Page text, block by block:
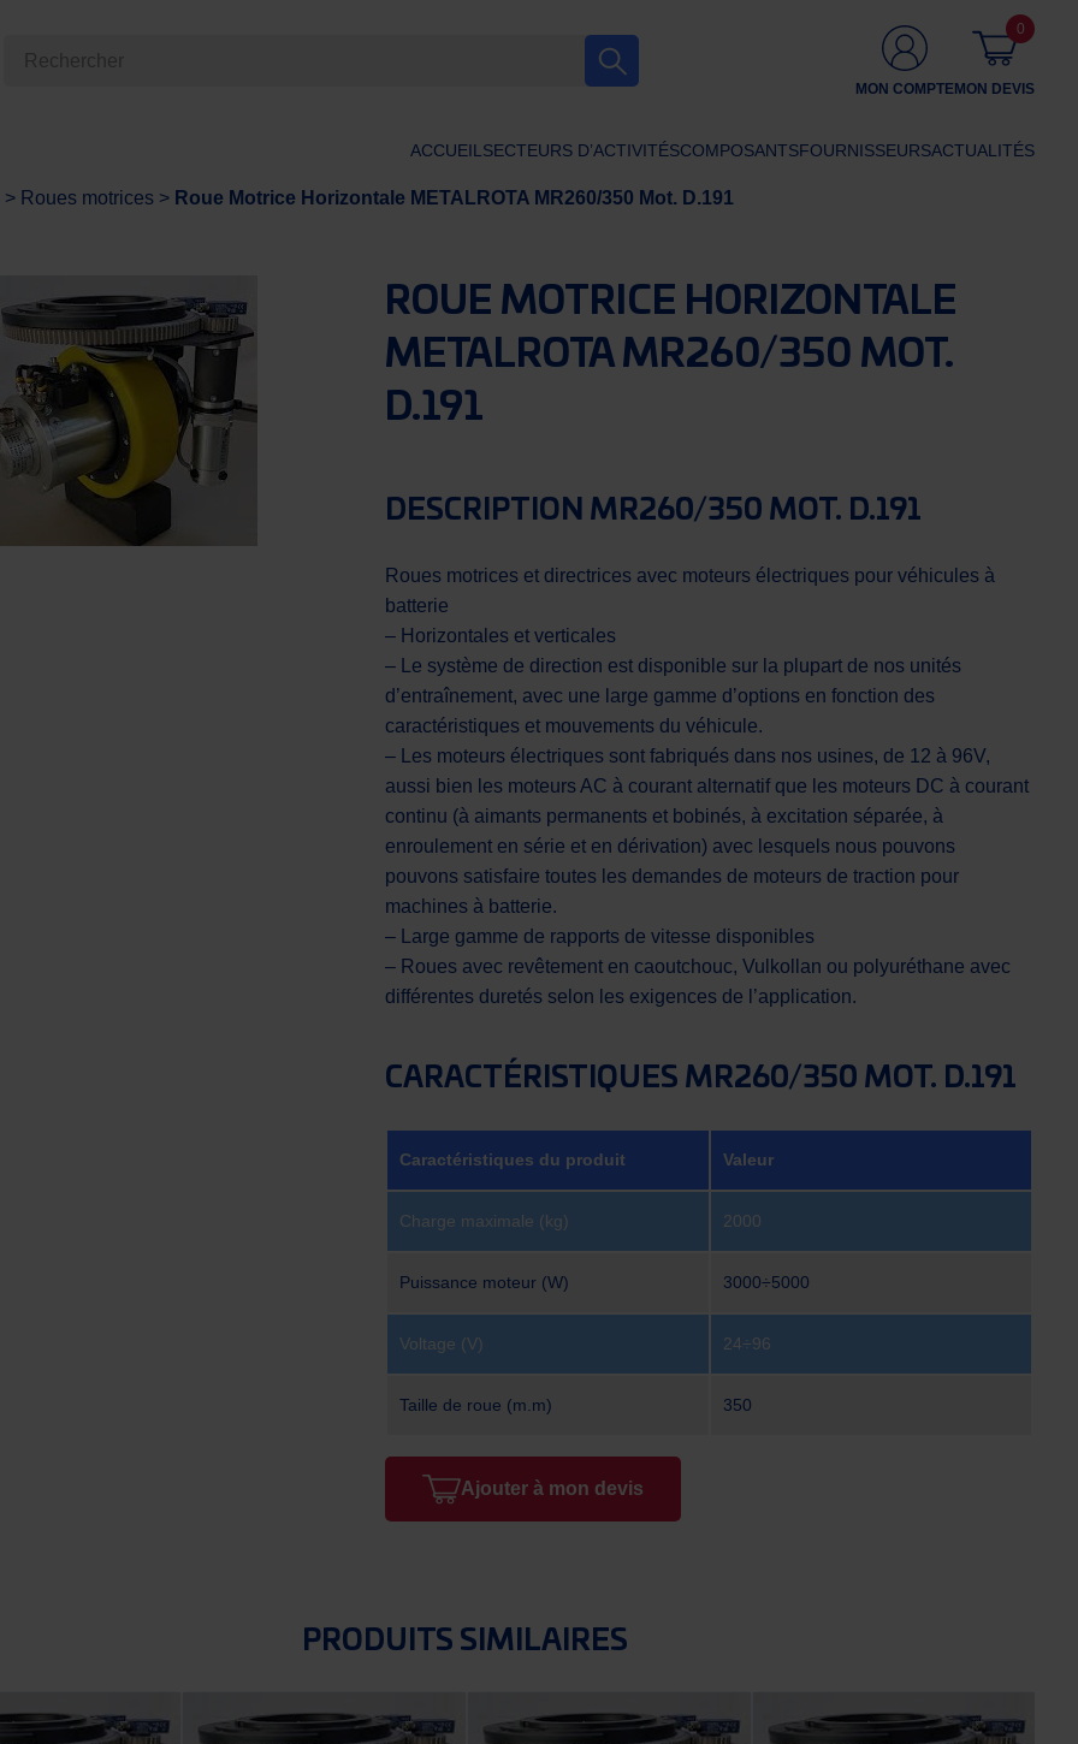
MON COMPTEMON DEVIS
0
ACCUEIL SECTEURS D’ACTIVITÉSCOMPOSANTSFOURNISSEURSACTUALITÉS
> Roues motrices > Roue Motrice Horizontale METALROTA MR260/350 Mot. D.191
ROUE MOTRICE HORIZONTALE
METALROTA MR260/350 MOT.
D.191
DESCRIPTION MR260/350 MOT. D.191
Roues motrices et directrices avec moteurs électriques pour véhicules à
batterie
– Horizontales et verticales
– Le système de direction est disponible sur la plupart de nos unités
d’entraînement, avec une large gamme d’options en fonction des
caractéristiques et mouvements du véhicule.
– Les moteurs électriques sont fabriqués dans nos usines, de 12 à 96V,
aussi bien les moteurs AC à courant alternatif que les moteurs DC à courant
continu (à aimants permanents et bobinés, à excitation séparée, à
enroulement en série et en dérivation) avec lesquels nous pouvons
pouvons satisfaire toutes les demandes de moteurs de traction pour
machines à batterie.
– Large gamme de rapports de vitesse disponibles
– Roues avec revêtement en caoutchouc, Vulkollan ou polyuréthane avec
différentes duretés selon les exigences de l’application.
CARACTÉRISTIQUES MR260/350 MOT. D.191
Caractéristiques du produit Valeur
Charge maximale (kg) 2000
Puissance moteur (W) 3000÷5000
Voltage (V) 24÷96
Taille de roue (m.m) 350
Ajouter à mon devis
PRODUITS SIMILAIRES